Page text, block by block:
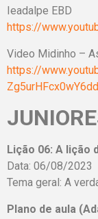
Ieadalpe EBD
https://
Video Midinho –
https://
Lição 06: A lição
Data: 06/08/2023
Tema geral: A
Plano de aula